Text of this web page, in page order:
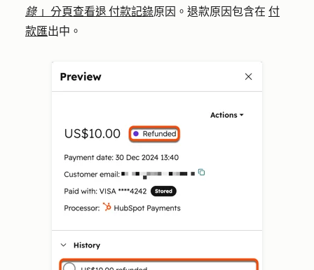
錄」分頁查看退 付款記錄原因。退款原因包含在 付
款匯出中。